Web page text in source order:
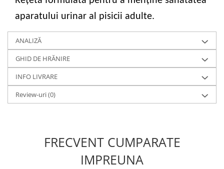
aparatului urinar al pisicii adulte.
ANALIZĂ
GHID DE HRĂNIRE
INFO LIVRARE
Review-uri(0)
FRECVENT CUMPARATE
IMPREUNA